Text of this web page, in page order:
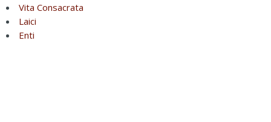
Vita Consacrata
Laici
Enti